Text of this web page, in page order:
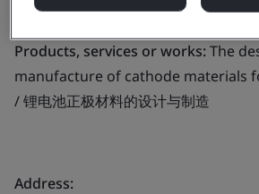
料的设计与制造
Products, services or works:The
manufacture of cathode materials
/ 锂电池正极材料的设计与制造
Address: